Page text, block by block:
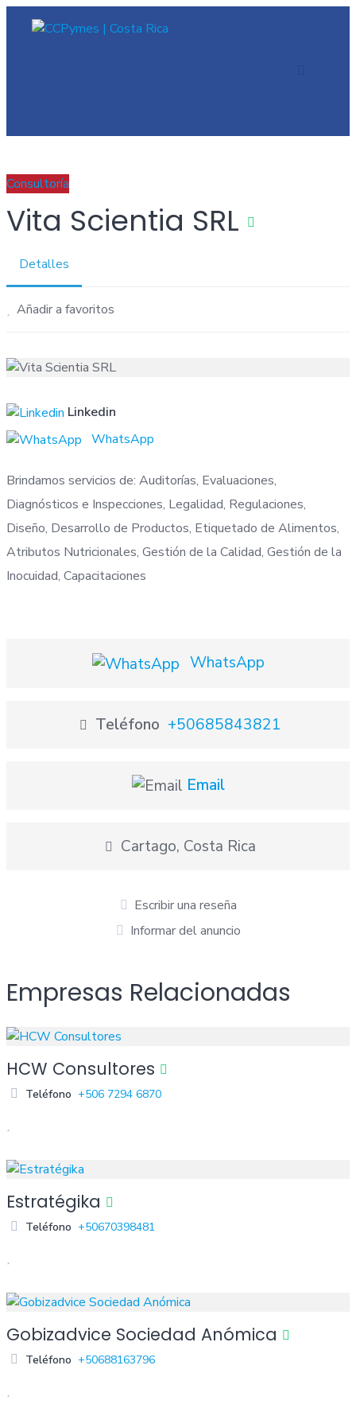
Consultoría
Vita Scientia SRL
Detalles
Añadir a favoritos
Linkedin
WhatsApp
Brindamos servicios de: Auditorías, Evaluaciones,
Diagnósticos e Inspecciones, Legalidad, Regulaciones,
Diseño, Desarrollo de Productos, Etiquetado de Alimentos,
Atributos Nutricionales, Gestión de la Calidad, Gestión de la
Inocuidad, Capacitaciones
WhatsApp
Teléfono +50685843821
Email
Cartago, Costa Rica
Escribir una reseña
Informar del anuncio
Empresas Relacionadas
HCW Consultores
Teléfono +506 7294 6870
Estratégika
Teléfono +50670398481
Gobizadvice Sociedad Anómica
Teléfono +50688163796